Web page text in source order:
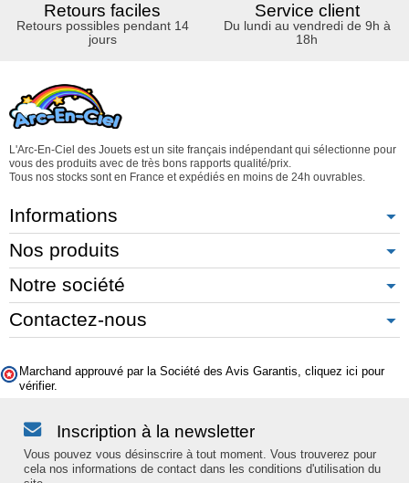
Retours faciles
Retours possibles pendant 14
jours
Service client
Du lundi au vendredi de 9h à
18h
L'Arc-En-Ciel des Jouets est un site français indépendant qui sélectionne pour
vous des produits avec de très bons rapports qualité/prix.
Tous nos stocks sont en France et expédiés en moins de 24h ouvrables.
Informations
Nos produits
Notre société
Contactez-nous
Marchand approuvé par la Société des Avis Garantis, cliquez ici pour
vérifier.
Inscription à la newsletter
Vous pouvez vous désinscrire à tout moment. Vous trouverez pour
cela nos informations de contact dans les conditions d'utilisation du